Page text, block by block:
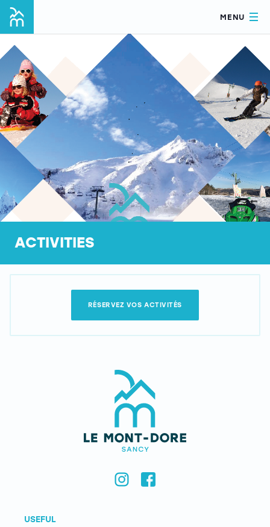
MENU
ACTIVITIES
RÉSERVEZ VOS ACTIVITÉS
USEFUL